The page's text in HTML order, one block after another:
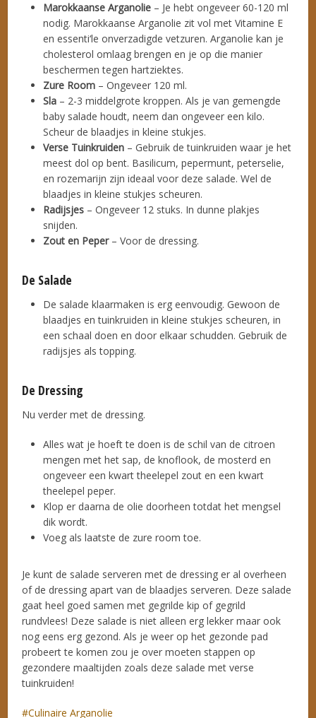
Marokkaanse Arganolie – Je hebt ongeveer 60-120 ml
nodig. Marokkaanse Arganolie zit vol met Vitamine E
en essenti‘le onverzadigde vetzuren. Arganolie kan je
cholesterol omlaag brengen en je op die manier
beschermen tegen hartziektes.
Zure Room – Ongeveer 120 ml.
Sla – 2-3 middelgrote kroppen. Als je van gemengde
baby salade houdt, neem dan ongeveer een kilo.
Scheur de blaadjes in kleine stukjes.
Verse Tuinkruiden – Gebruik de tuinkruiden waar je het
meest dol op bent. Basilicum, pepermunt, peterselie,
en rozemarijn zijn ideaal voor deze salade. Wel de
blaadjes in kleine stukjes scheuren.
Radijsjes – Ongeveer 12 stuks. In dunne plakjes
snijden.
Zout en Peper– Voor de dressing.
De Salade
De salade klaarmaken is erg eenvoudig. Gewoon de
blaadjes en tuinkruiden in kleine stukjes scheuren, in
een schaal doen en door elkaar schudden. Gebruik de
radijsjes als topping.
De Dressing
Nu verder met de dressing.
Alles wat je hoeft te doen is de schil van de citroen
mengen met het sap, de knoflook, de mosterd en
ongeveer een kwart theelepel zout en een kwart
theelepel peper.
Klop er daarna de olie doorheen totdat het mengsel
dik wordt.
Voeg als laatste de zure room toe.
Je kunt de salade serveren met de dressing er al overheen
of de dressing apart van de blaadjes serveren. Deze salade
gaat heel goed samen met gegrilde kip of gegrild
rundvlees! Deze salade is niet alleen erg lekker maar ook
nog eens erg gezond. Als je weer op het gezonde pad
probeert te komen zou je over moeten stappen op
gezondere maaltijden zoals deze salade met verse
tuinkruiden!
Culinaire Arganolie